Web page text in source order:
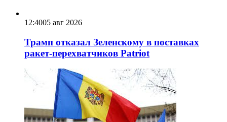
12:4005 авг 2026
Трамп отказал Зеленскому в поставках
ракет-перехватчиков Patriot